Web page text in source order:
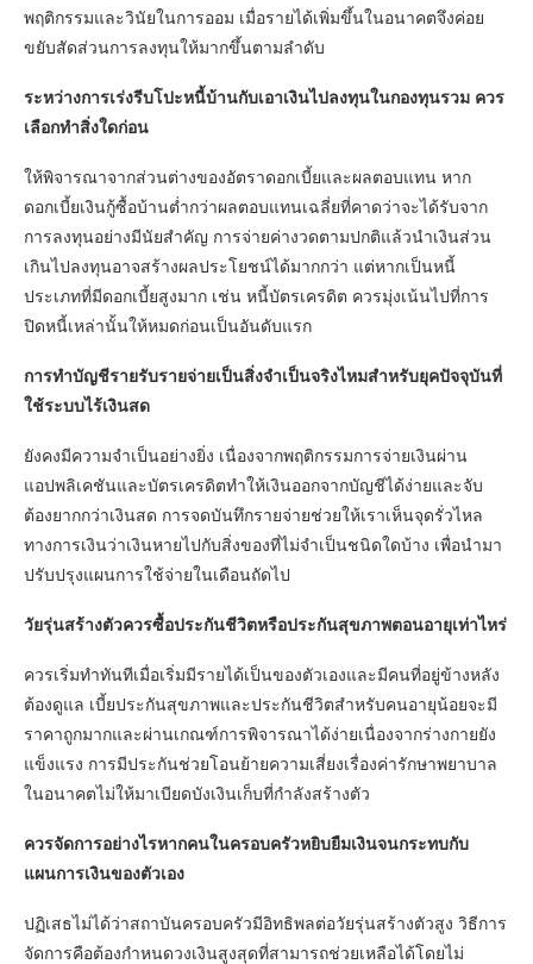
พฤติกรรมและวินัยในการออม เมื่อรายได้เพิ่มขึ้นในอนาคตจึงค่อย
ขยับสัดส่วนการลงทุนให้มากขึ้นตามลำดับ
ระหว่างการเร่งรีบโปะหนี้บ้านกับเอาเงินไปลงทุนในกองทุนรวม ควร
เลือกทำสิ่งใดก่อน
ให้พิจารณาจากส่วนต่างของอัตราดอกเบี้ยและผลตอบแทน หาก
ดอกเบี้ยเงินกู้ซื้อบ้านต่ำกว่าผลตอบแทนเฉลี่ยที่คาดว่าจะได้รับจาก
การลงทุนอย่างมีนัยสำคัญ การจ่ายค่างวดตามปกติแล้วนำเงินส่วน
เกินไปลงทุนอาจสร้างผลประโยชน์ได้มากกว่า แต่หากเป็นหนี้
ประเภทที่มีดอกเบี้ยสูงมาก เช่น หนี้บัตรเครดิต ควรมุ่งเน้นไปที่การ
ปิดหนี้เหล่านั้นให้หมดก่อนเป็นอันดับแรก
การทำบัญชีรายรับรายจ่ายเป็นสิ่งจำเป็นจริงไหมสำหรับยุคปัจจุบันที่
ใช้ระบบไร้เงินสด
ยังคงมีความจำเป็นอย่างยิ่ง เนื่องจากพฤติกรรมการจ่ายเงินผ่าน
แอปพลิเคชันและบัตรเครดิตทำให้เงินออกจากบัญชีได้ง่ายและจับ
ต้องยากกว่าเงินสด การจดบันทึกรายจ่ายช่วยให้เราเห็นจุดรั่วไหล
ทางการเงินว่าเงินหายไปกับสิ่งของที่ไม่จำเป็นชนิดใดบ้าง เพื่อนำมา
ปรับปรุงแผนการใช้จ่ายในเดือนถัดไป
วัยรุ่นสร้างตัวควรซื้อประกันชีวิตหรือประกันสุขภาพตอนอายุเท่าไหร่
ควรเริ่มทำทันทีเมื่อเริ่มมีรายได้เป็นของตัวเองและมีคนที่อยู่ข้างหลัง
ต้องดูแล เบี้ยประกันสุขภาพและประกันชีวิตสำหรับคนอายุน้อยจะมี
ราคาถูกมากและผ่านเกณฑ์การพิจารณาได้ง่ายเนื่องจากร่างกายยัง
แข็งแรง การมีประกันช่วยโอนย้ายความเสี่ยงเรื่องค่ารักษาพยาบาล
ในอนาคตไม่ให้มาเบียดบังเงินเก็บที่กำลังสร้างตัว
ควรจัดการอย่างไรหากคนในครอบครัวหยิบยืมเงินจนกระทบกับ
แผนการเงินของตัวเอง
ปฏิเสธไม่ได้ว่าสถาบันครอบครัวมีอิทธิพลต่อวัยรุ่นสร้างตัวสูง วิธีการ
จัดการคือต้องกำหนดวงเงินสูงสุดที่สามารถช่วยเหลือได้โดยไม่